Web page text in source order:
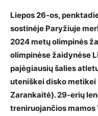
Liepos 26-os,
sostinėje Paryžiuje
2024 metų olimpinės
olimpinėse žaidynėse
pajėgiausių šalies
uteniškei disko metikei
Zarankaitė). 29-erių
treniruojančios mamos